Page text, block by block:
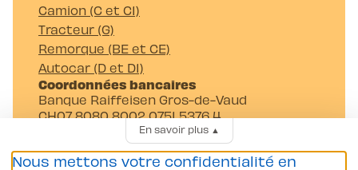
Camion (C et C1)
Tracteur (G)
Remorque (BE et CE)
Autocar (D et D1)
Coordonnées bancaires
Banque Raiffeisen Gros-de-Vaud
CH07 8080 8002 0751 5376 4
Auto-Moto-Ecole Pittet SA
Av. Juste-Olivier 23 1006 Lausanne
En savoir plus▲
Nous mettons votre confidentialité en